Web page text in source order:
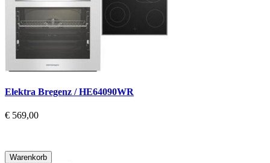
Elektra Bregenz / HE64090WR
€ 569,00
Warenkorb